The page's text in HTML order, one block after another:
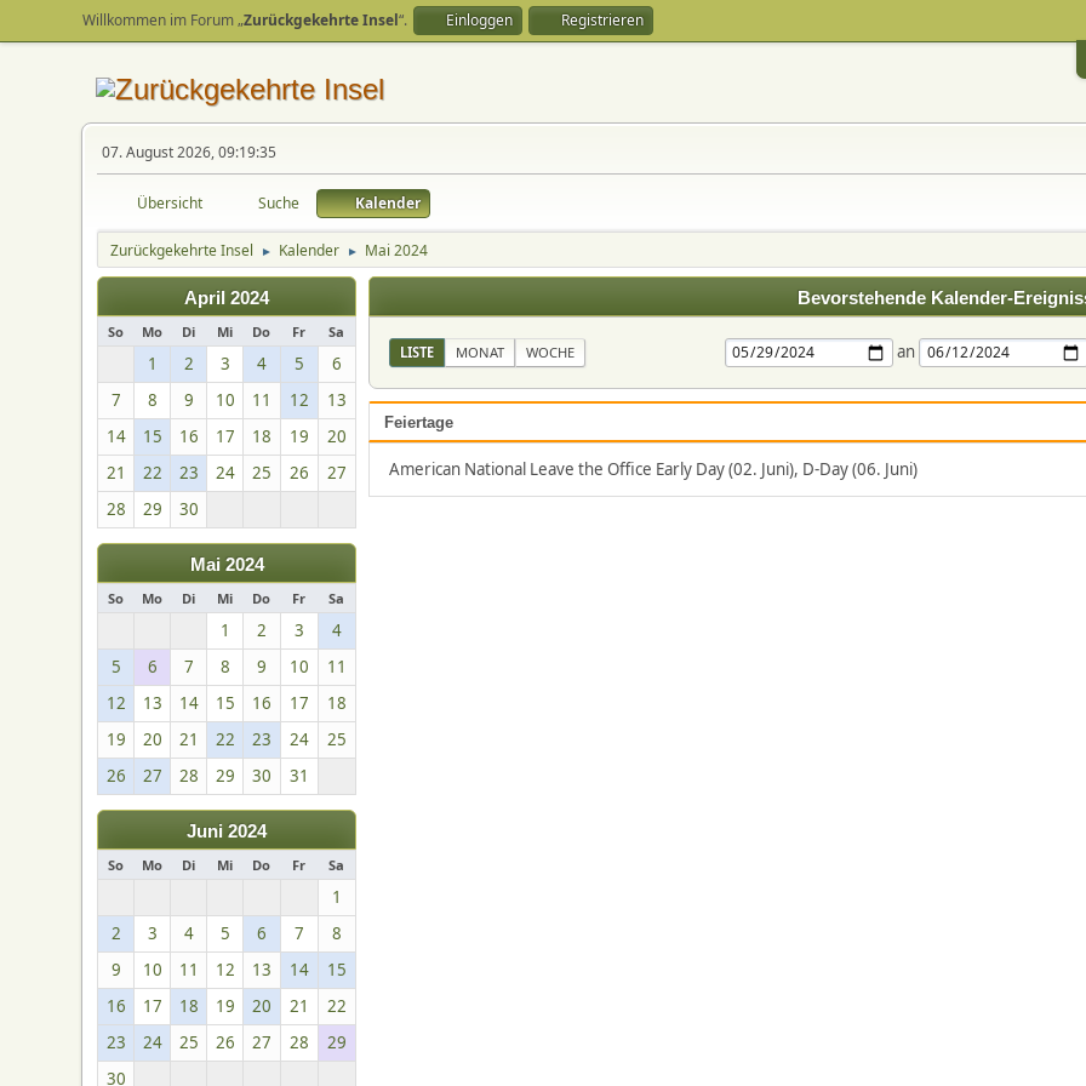
Willkommen im Forum „Zurückgekehrte Insel“. Einloggen Registrieren
07. August 2026, 09:19:35
Übersicht Suche Kalender
Zurückgekehrte Insel ► Kalender ► Mai 2024
April 2024
So Mo Di Mi Do Fr Sa
1 2 3 4 5
6
7
8 9 10 11 12
13
14
15 16 17 18 19
20
21
22 23 24 25 26
27
28
29 30
Mai 2024
So Mo Di Mi Do Fr Sa
1 2 3
4
5
6 7 8 9 10
11
12
13 14 15 16 17
18
19
20 21 22 23 24
25
26
27 28 29 30 31
Juni 2024
So Mo Di Mi Do Fr Sa
1
2
3 4 5 6 7
8
9
10 11 12 13 14
15
16
17 18 19 20 21
22
23
24 25 26 27 28
29
30
Bevorstehende Kalender-
LISTE MONAT WOCHE an
Feiertage
American National Leave the Office Early Day (02. Juni), D-Day (06. Juni)